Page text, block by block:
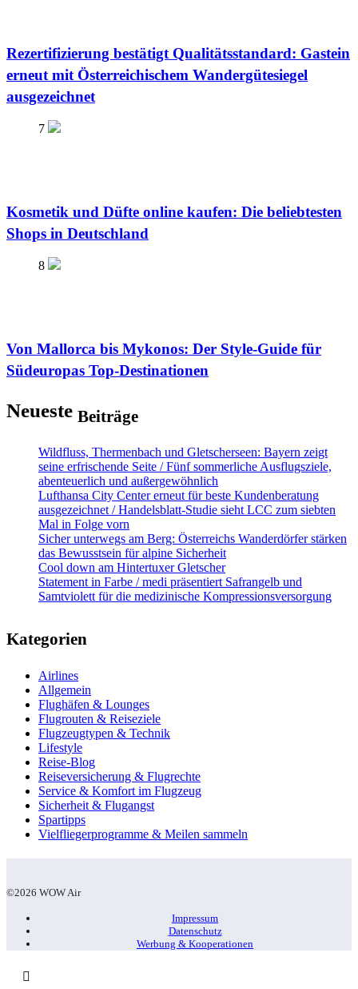
Rezertifizierung bestätigt Qualitätsstandard: Gastein
erneut mit Österreichischem Wandergütesiegel
ausgezeichnet
7
Kosmetik und Düfte online kaufen: Die beliebtesten
Shops in Deutschland
8
Von Mallorca bis Mykonos: Der Style-Guide für
Südeuropas Top-Destinationen
Neueste Beiträge
Wildfluss, Thermenbach und Gletscherseen: Bayern zeigt
seine erfrischende Seite / Fünf sommerliche Ausflugsziele,
abenteuerlich und außergewöhnlich
Lufthansa City Center erneut für beste Kundenberatung
ausgezeichnet / Handelsblatt-Studie sieht LCC zum siebten
Mal in Folge vorn
Sicher unterwegs am Berg: Österreichs Wanderdörfer stärken
das Bewusstsein für alpine Sicherheit
Cool down am Hintertuxer Gletscher
Statement in Farbe / medi präsentiert Safrangelb und
Samtviolett für die medizinische Kompressionsversorgung
Kategorien
Airlines
Allgemein
Flughäfen & Lounges
Flugrouten & Reiseziele
Flugzeugtypen & Technik
Lifestyle
Reise-Blog
Reiseversicherung & Flugrechte
Service & Komfort im Flugzeug
Sicherheit & Flugangst
Spartipps
Vielfliegerprogramme & Meilen sammeln
©2026 WOW Air
Impressum
Datenschutz
Werbung & Kooperationen